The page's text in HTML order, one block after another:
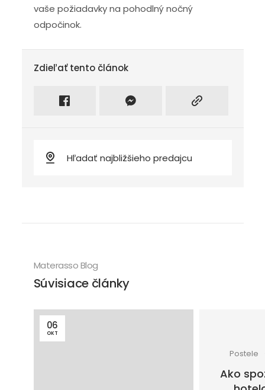
vaše požiadavky na pohodlný nočný
odpočinok.
Zdieľať tento článok
Materasso Blog
Súvisiace články
06
OKT
Postele
Ako